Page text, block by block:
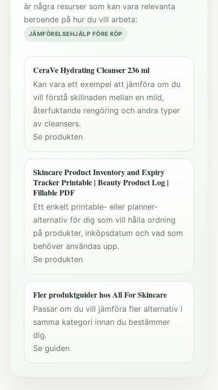
är några resurser som kan vara relevanta
beroende på hur du vill arbeta:
JÄMFÖRELSEHJÄLP FÖRE KÖP
CeraVe Hydrating Cleanser 236 ml
Kan vara ett exempel att jämföra om du
vill förstå skillnaden mellan en mild,
återfuktande rengöring och andra typer
av cleansers.
Se produkten
Skincare Product Inventory and Expiry
Tracker Printable | Beauty Product Log |
Fillable PDF
Ett enkelt printable- eller planner-
alternativ för dig som vill hålla ordning
på produkter, inköpsdatum och vad som
behöver användas upp.
Se produkten
Fler produktguider hos All For Skincare
Passar om du vill jämföra fler alternativ i
samma kategori innan du bestämmer
dig.
Se guiden